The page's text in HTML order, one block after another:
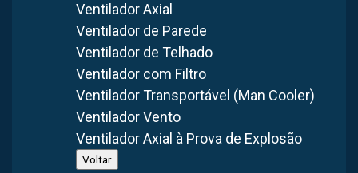
Ventilador Axial
Ventilador de Parede
Ventilador de Telhado
Ventilador com Filtro
Ventilador Transportável (Man Cooler)
Ventilador Vento
Ventilador Axial à Prova de Explosão
Voltar
Fabricação Nacional
FABRICAÇÃO GARANTIA